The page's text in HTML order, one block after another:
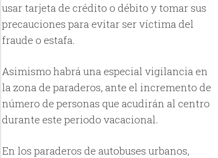
usar tarjeta de crédito o débito y tomar sus
precauciones para evitar ser víctima del
fraude o estafa.
Asimismo habrá una especial vigilancia en
la zona de paraderos, ante el incremento de
número de personas que acudirán al centro
durante este periodo vacacional.
En los paraderos de autobuses urbanos,